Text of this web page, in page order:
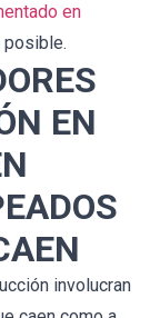
en
posible.
EN
involucran